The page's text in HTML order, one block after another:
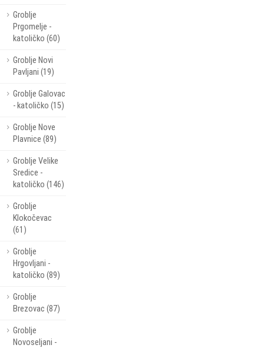
Groblje
Prgomelje -
katoličko (60)
Groblje Novi
Pavljani (19)
Groblje Galovac
- katoličko (15)
Groblje Nove
Plavnice (89)
Groblje Velike
Sredice -
katoličko (146)
Groblje
Klokočevac
(61)
Groblje
Hrgovljani -
katoličko (89)
Groblje
Brezovac (87)
Groblje
Novoseljani -